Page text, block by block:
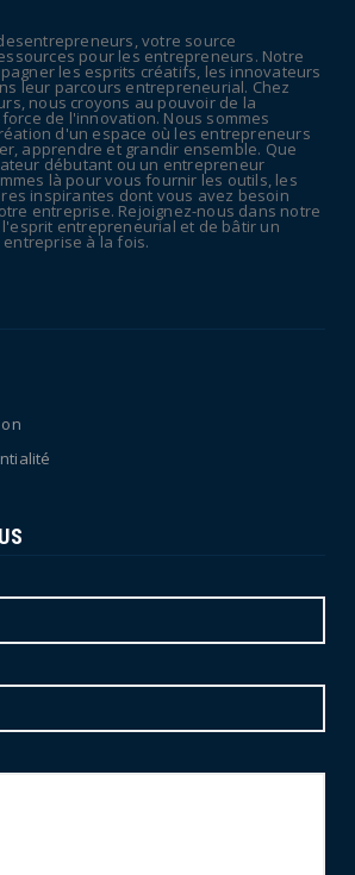
July 08, 2026
POLITIQUE
départements du Sud placés
en vigilance oran...
July 04, 2026
votre source
pour les entrepreneurs. Notre
les esprits créatifs, les innovateurs
leur parcours entrepreneurial. Chez
nous croyons au pouvoir de la
de l'innovation. Nous sommes
d'un espace où les entrepreneurs
apprendre et grandir ensemble. Que
débutant ou un entrepreneur
là pour vous fournir les outils, les
inspirantes dont vous avez besoin
entreprise. Rejoignez-nous dans notre
entrepreneurial et de bâtir un
à la fois.